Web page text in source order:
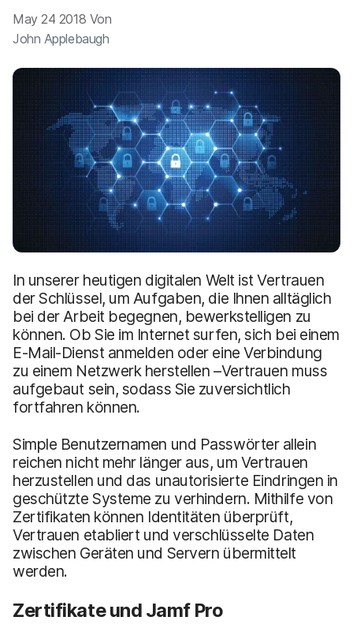
u
a
n
May 24 2018 Von
John Applebaugh
In unserer heutigen digitalen Welt ist Vertrauen
der Schlüssel, um Aufgaben, die Ihnen alltäglich
bei der Arbeit begegnen, bewerkstelligen zu
können. Ob Sie im Internet surfen, sich bei einem
E-Mail-Dienst anmelden oder eine Verbindung
zu einem Netzwerk herstellen –Vertrauen muss
aufgebaut sein, sodass Sie zuversichtlich
fortfahren können.
Simple Benutzernamen und Passwörter allein
reichen nicht mehr länger aus, um Vertrauen
herzustellen und das unautorisierte Eindringen in
geschützte Systeme zu verhindern. Mithilfe von
Zertifikaten können Identitäten überprüft,
Vertrauen etabliert und verschlüsselte Daten
zwischen Geräten und Servern übermittelt
werden.
Zertifikate und Jamf Pro